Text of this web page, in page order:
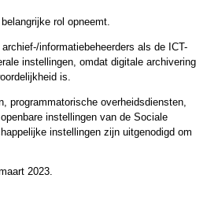
rol opneemt.
informatiebeheerders als de ICT-
instellingen, omdat digitale archivering
is.
programmatorische overheidsdiensten,
instellingen van de Sociale
instellingen zijn uitgenodigd om
2023.